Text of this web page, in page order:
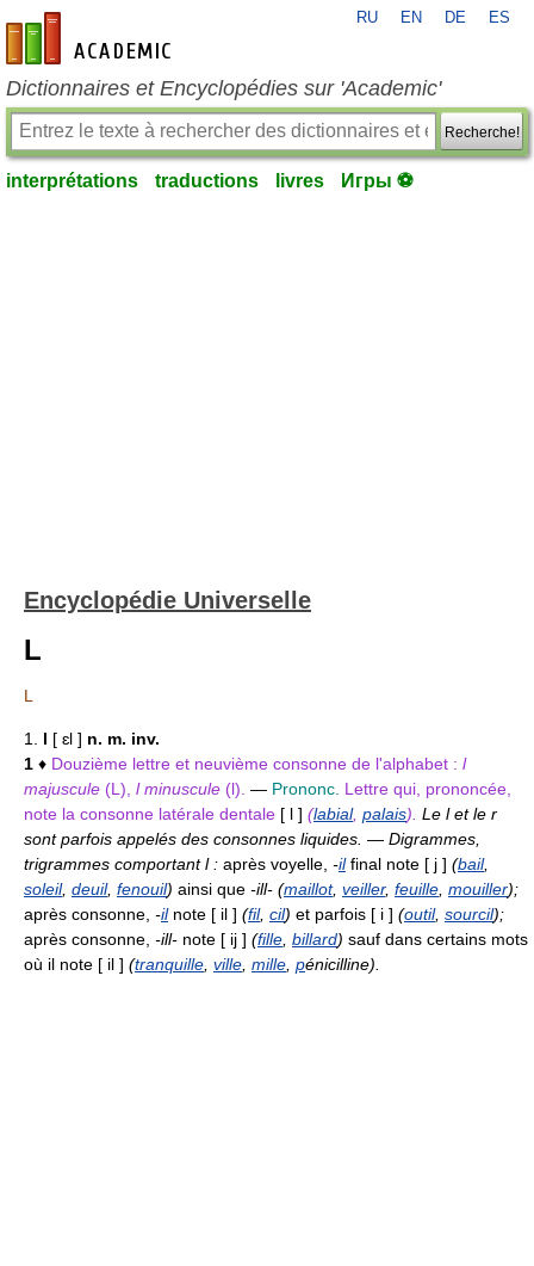
fr-academic.com
RU EN DE ES
Dictionnaires et Encyclopédies sur 'Academic'
Recherche!
interprétations traductions livres Игры ⚽
Encyclopédie Universelle
L
L
1. l [ ɛl ] n. m. inv.
1 ♦ Douzième lettre et neuvième consonne de l'alphabet : l
majuscule (L), l minuscule (l). — Prononc. Lettre qui, prononcée,
note la consonne latérale dentale [ l ] (labial, palais). Le l et le r
sont parfois appelés des consonnes liquides. — Digrammes,
trigrammes comportant l : après voyelle, -ilfinal note [ j ] (bail,
soleil, deuil, fenouil) ainsi que -ill- (maillot, veiller, feuille mouiller);
après consonne, -ilnote [ il ] (fil, cil) et parfois [ i ] (outil, sourcil);
après consonne, -ill- note [ ij ] (fille billard) sauf dans certains mots
où il note [ il ] (tranquille ville mille pénicilline).